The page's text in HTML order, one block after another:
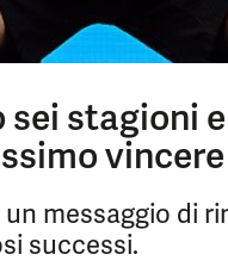
stagioni
messaggio di
successi.